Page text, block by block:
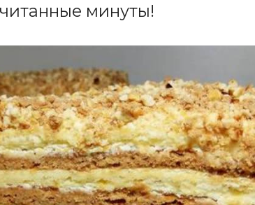
минуты!